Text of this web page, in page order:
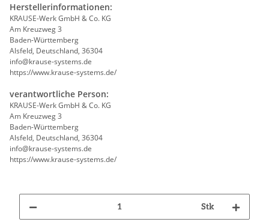
Herstellerinformationen:
KRAUSE-Werk GmbH & Co. KG
Am Kreuzweg 3
Baden-Württemberg
Alsfeld, Deutschland, 36304
info@krause-systems.de
https://www.krause-systems.de/
verantwortliche Person:
KRAUSE-Werk GmbH & Co. KG
Am Kreuzweg 3
Baden-Württemberg
Alsfeld, Deutschland, 36304
info@krause-systems.de
https://www.krause-systems.de/
Stk